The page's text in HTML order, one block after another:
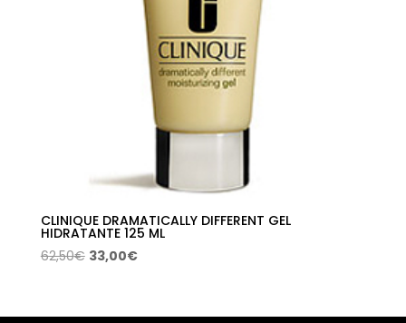
CLINIQUE DRAMATICALLY DIFFERENT GEL
HIDRATANTE 125 ML
62,50€ El
era:
33,00€El
es: